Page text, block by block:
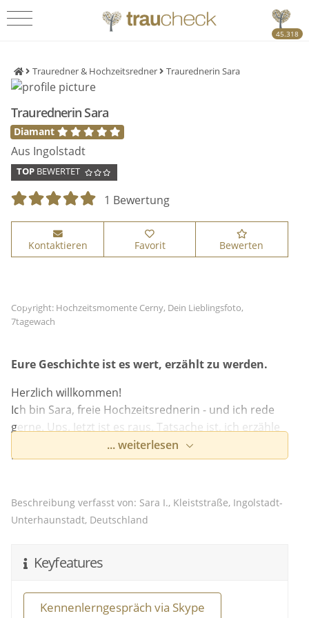
45.318
Trauredner & Hochzeitsredner Traurednerin Sara
Traurednerin Sara
Diamant
Aus Ingolstadt
TOP BEWERTET
1 Bewertung
Kontaktieren Favorit Bewerten
Copyright: Hochzeitsmomente Cerny, Dein Lieblingsfoto,
7tagewach
Eure Geschichte ist es wert, erzählt zu werden.
Herzlich willkommen!
Ich bin Sara, freie Hochzeitsrednerin - und ich rede
gerne. Ups. Jetzt ist es raus. Tatsache ist, ich erzähle
gerne Geschichten, besonders, wenn sie wahr sind.
Und ich liebe eure Geschichten: Vom Kennenlernen
Momenten, und den Sekunden dazwischen. Eine
Hochzeit soll EUCH widerspiegeln - in sich ruhend
auch gut so!
Ich bin buchbar in Bayern, in Deutschland, und für
Destination Weddings WELTWEIT.
... weiterlesen
Beschreibung verfasst von: Sara I., Kleiststraße, Ingolstadt-
Unterhaunstadt, Deutschland
Keyfeatures
Kennenlerngespräch via Skype